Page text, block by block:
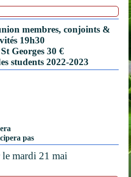
&
19h30
Georges 30 €
students 2022-2023
pas
mardi 21 mai